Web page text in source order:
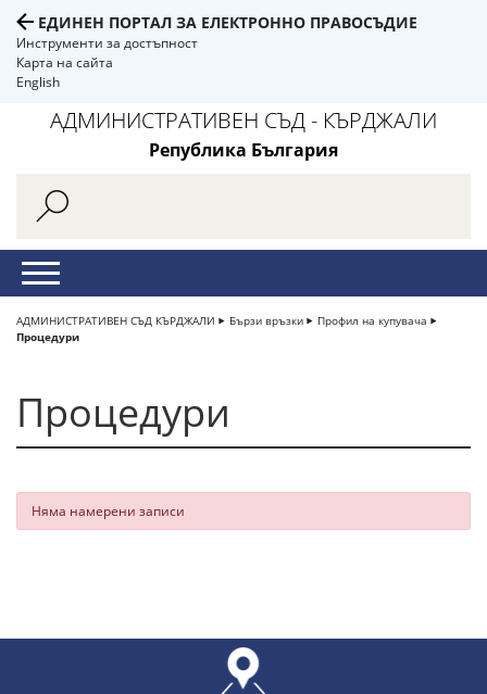
ЕДИНЕН ПОРТАЛ ЗА ЕЛЕКТРОННО ПРАВОСЪДИЕ
Инструменти за достъпност
Карта на сайта
English
АДМИНИСТРАТИВЕН СЪД - КЪРДЖАЛИ
Република България
АДМИНИСТРАТИВЕН СЪД КЪРДЖАЛИ Бързи връзки
Профил на купувача
Процедури
Процедури
Няма намерени записи